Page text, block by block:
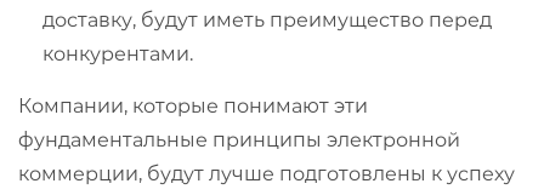
доставку, будут иметь преимущество перед
конкурентами.
Компании, которые понимают эти
фундаментальные принципы электронной
коммерции, будут лучше подготовлены к успеху